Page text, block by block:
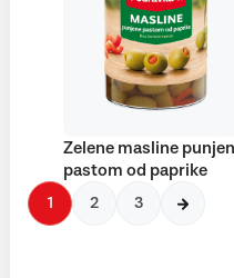
Zelene masline
pastom od paprike
1 2 3